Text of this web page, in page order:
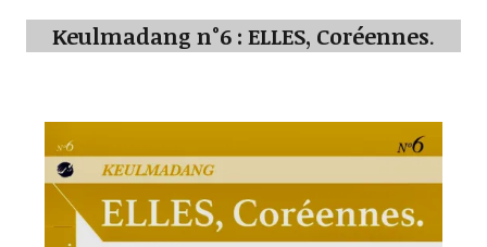
Keulmadang n°6 : ELLES, Coréennes.